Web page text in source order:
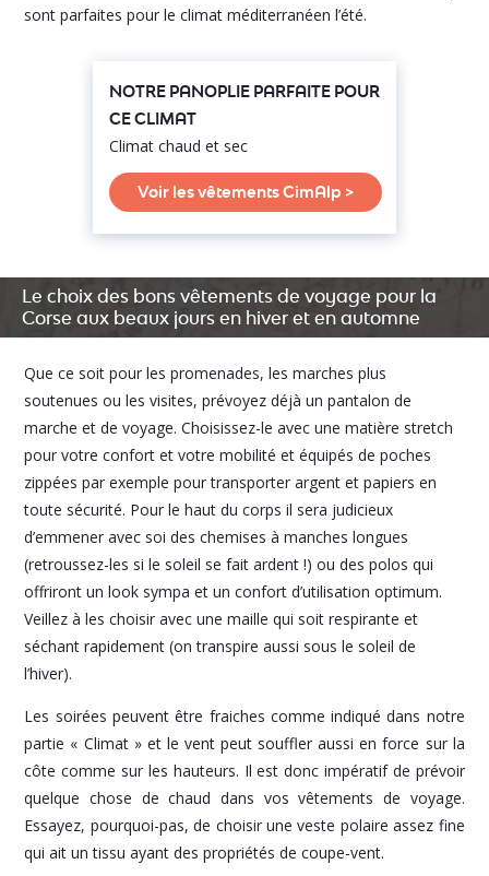
sont parfaites pour le climat méditerranéen l’été.
NOTRE PANOPLIE PARFAITE POUR
CE CLIMAT
Climat chaud et sec
Voir les vêtements CimAlp >
Le choix des bons vêtements de voyage pour la
Corse aux beaux jours en hiver et en automne
Que ce soit pour les promenades, les marches plus
soutenues ou les visites, prévoyez déjà un pantalon de
marche et de voyage. Choisissez-le avec une matière stretch
pour votre confort et votre mobilité et équipés de poches
zippées par exemple pour transporter argent et papiers en
toute sécurité. Pour le haut du corps il sera judicieux
d’emmener avec soi des chemises à manches longues
(retroussez-les si le soleil se fait ardent !) ou des polos qui
offriront un look sympa et un confort d’utilisation optimum.
Veillez à les choisir avec une maille qui soit respirante et
séchant rapidement (on transpire aussi sous le soleil de
l’hiver).
Les soirées peuvent être fraiches comme indiqué dans notre
partie « Climat » et le vent peut souffler aussi en force sur la
côte comme sur les hauteurs. Il est donc impératif de prévoir
quelque chose de chaud dans vos vêtements de voyage.
Essayez, pourquoi-pas, de choisir une veste polaire assez fine
qui ait un tissu ayant des propriétés de coupe-vent.